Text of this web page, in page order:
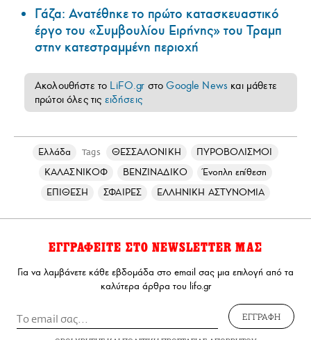
Γάζα: Ανατέθηκε το πρώτο κατασκευαστικό
έργο του «Συμβουλίου Ειρήνης» του Τραμπ
στην κατεστραμμένη περιοχή
Ακολουθήστε το LiFO.gr στοGoogle News και μάθετε
πρώτοι όλες τις ειδήσεις
Ελλάδα Tags ΘΕΣΣΑΛΟΝΙΚΗ
ΠΥΡΟΒΟΛΙΣΜΟΙ
ΚΑΛΑΣΝΙΚΟΦ
ΒΕΝΖΙΝΑΔΙΚΟ
Ένοπλη επίθεση
ΕΠΙΘΕΣΗ
ΣΦΑΙΡΕΣ ΕΛΛΗΝΙΚΗ ΑΣΤΥΝΟΜΙΑ
ΕΓΓΡΑΦΕΙΤΕ ΣΤΟ NEWSLETTER ΜΑΣ
Για να λαμβάνετε κάθε εβδομάδα στο email σας μια επιλογή από τα
καλύτερα άρθρα του lifo.gr
ΕΓΓΡΑΦΗ